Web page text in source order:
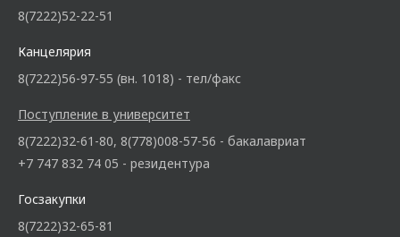
8(7222)52-22-51
Канцелярия
8(7222)56-97-55 (вн. 1018) - тел/факс
Поступление в университет
8(7222)32-61-80, 8(778)008-57-56 - бакалавриат
+7 747 832 74 05 - резидентура
Госзакупки
8(7222)32-65-81